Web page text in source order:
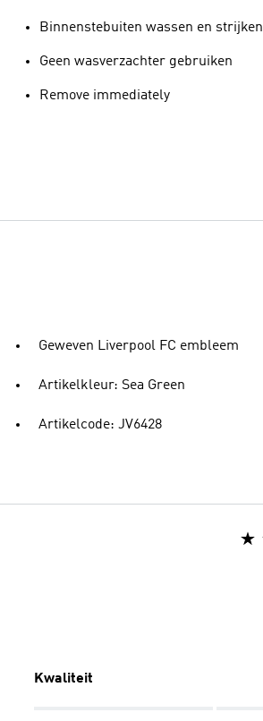
Binnenstebuiten wassen en strijken
Geen wasverzachter gebruiken
Remove immediately
Geweven Liverpool FC embleem
Artikelkleur: Sea Green
Artikelcode: JV6428
Kwaliteit